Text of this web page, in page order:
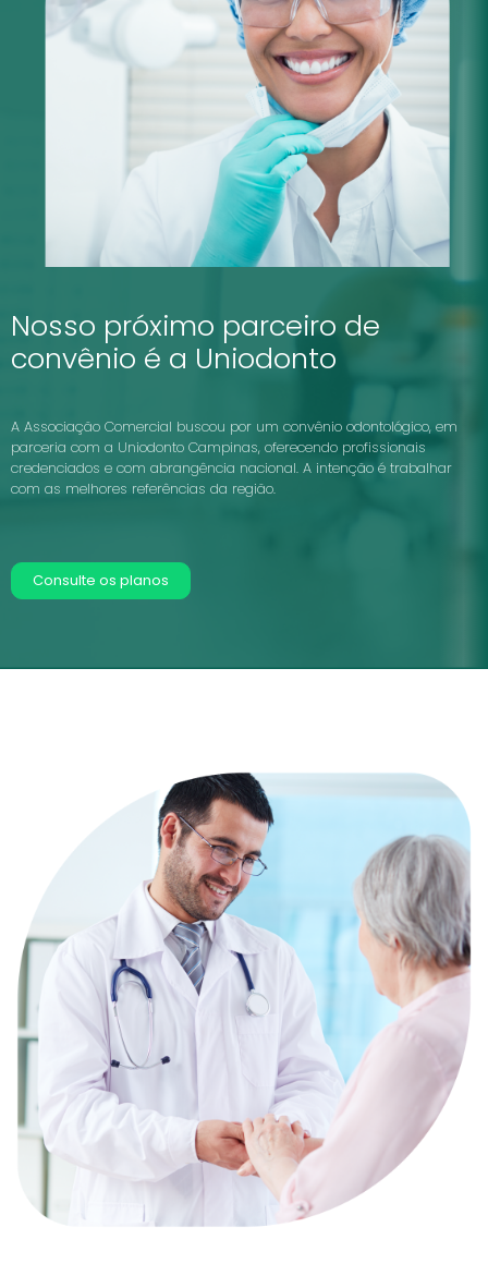
Nosso próximo parceiro de
convênio é a Uniodonto
A Associação Comercial buscou por um convênio odontológico, em
parceria com a Uniodonto Campinas, oferecendo profissionais
credenciados e com abrangência nacional. A intenção é trabalhar
com as melhores referências da região.
Consulte os planos